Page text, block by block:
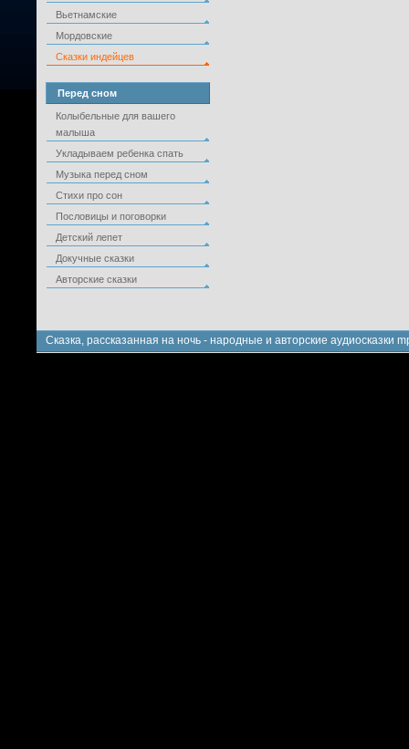
Вьетнамские
Мордовские
Сказки индейцев
Перед сном
Колыбельные для вашего
малыша
Укладываем ребенка спать
Музыка перед сном
Стихи про сон
Пословицы и поговорки
Детский лепет
Докучные сказки
Авторские сказки
Сказка, рассказанная на ночь - народные и авторские аудиосказки